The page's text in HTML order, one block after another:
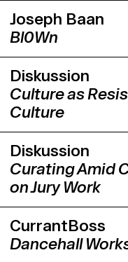
Joseph Baan
Bl0Wn
Diskussion
Culture as
Culture
Diskussion
Curating Amid
on Jury Work
CurrantBoss
Dancehall